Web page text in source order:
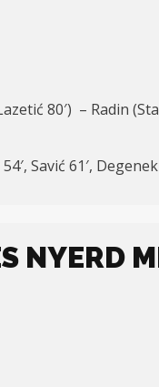
80′) – Radin
Savić 61′, Degenek
NYERD